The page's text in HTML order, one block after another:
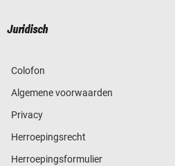
Juridisch
Colofon
Algemene voorwaarden
Privacy
Herroepingsrecht
Herroepingsformulier